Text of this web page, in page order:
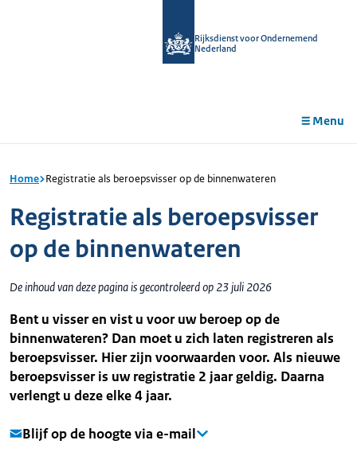
Rijksdienst voor Ondernemend
Nederland
Menu
Home Registratie als beroepsvisser op de binnenwateren
Registratie als beroepsvisser
op de binnenwateren
De inhoud van deze pagina is gecontroleerd op 23 juli 2026
Bent u visser en vist u voor uw beroep op de
binnenwateren? Dan moet u zich laten registreren als
beroepsvisser. Hier zijn voorwaarden voor. Als nieuwe
beroepsvisser is uw registratie 2 jaar geldig. Daarna
verlengt u deze elke 4 jaar.
Blijf op de hoogte via e-mail